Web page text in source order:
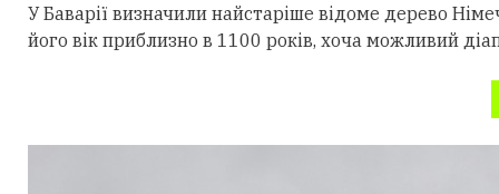
У Баварії визначили найстаріше відоме дерево
його вік приблизно в 1100 років, хоча можливий